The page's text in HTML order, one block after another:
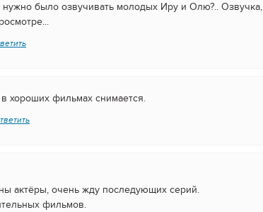
было озвучивать молодых Иру и Олю?.. Озвучка,
хороших фильмах снимается.
актёры, очень жду последующих серий.
фильмов.